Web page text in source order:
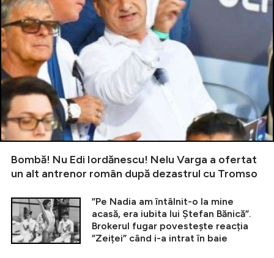
Bombă! Nu Edi Iordănescu! Nelu Varga a ofertat
un alt antrenor român după dezastrul cu Tromso
”Pe Nadia am întâlnit-o la mine
acasă, era iubita lui Ștefan Bănică”.
Brokerul fugar povestește reacția
”Zeiței” când i-a intrat în baie